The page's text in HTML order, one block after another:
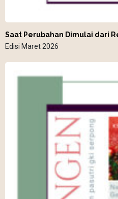
Saat Perubahan Dimulai dari
Edisi Maret 2026